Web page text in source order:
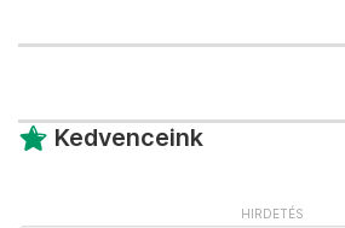
Kedvenceink